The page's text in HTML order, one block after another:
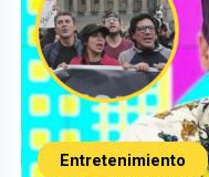
Entretenimiento